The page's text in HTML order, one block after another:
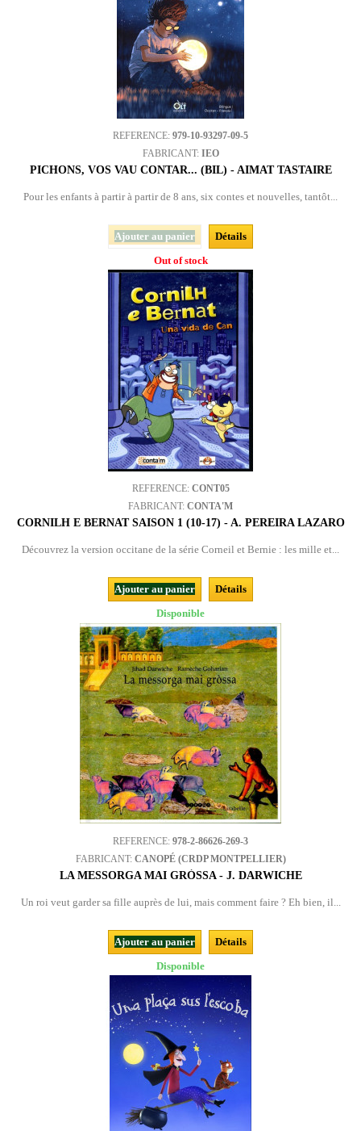
REFERENCE: 979-10-93297-09-5
FABRICANT: IEO
PICHONS, VOS VAU CONTAR... (BIL) - AIMAT TASTAIRE
Pour les enfants à partir à partir de 8 ans, six contes et nouvelles, tantôt...
Ajouter au panier
Détails
Out of stock
REFERENCE: CONT05
FABRICANT: CONTA'M
CORNILH E BERNAT SAISON 1 (10-17) - A. PEREIRA LAZARO
Découvrez la version occitane de la série Corneil et Bernie : les mille et...
Ajouter au panier
Détails
Disponible
REFERENCE: 978-2-86626-269-3
FABRICANT: CANOPÉ (CRDP MONTPELLIER)
LA MESSORGA MAI GRÒSSA - J. DARWICHE
Un roi veut garder sa fille auprès de lui, mais comment faire ? Eh bien, il...
Ajouter au panier
Détails
Disponible